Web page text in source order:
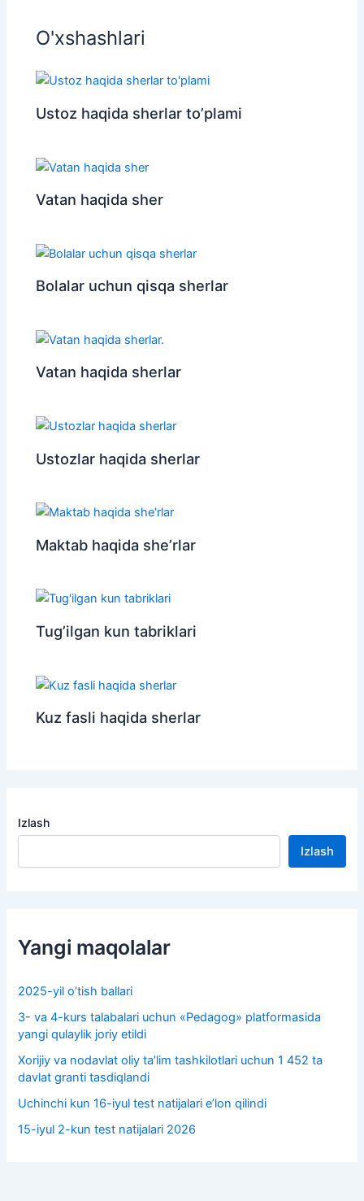
O'xshashlari
Ustoz haqida sherlar to’plami
Vatan haqida sher
Bolalar uchun qisqa sherlar
Vatan haqida sherlar
Ustozlar haqida sherlar
Maktab haqida she’rlar
Tug’ilgan kun tabriklari
Kuz fasli haqida sherlar
Izlash
Izlash
Yangi maqolalar
2025-yil o’tish ballari
3- va 4-kurs talabalari uchun «Pedagog» platformasida
yangi qulaylik joriy etildi
Xorijiy va nodavlat oliy taʼlim tashkilotlari uchun 1 452 ta
davlat granti tasdiqlandi
Uchinchi kun 16-iyul test natijalari e’lon qilindi
15-iyul 2-kun test natijalari 2026